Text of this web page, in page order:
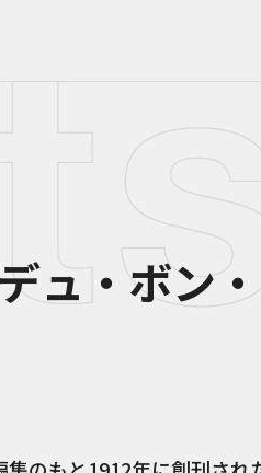
ュ・ボン・